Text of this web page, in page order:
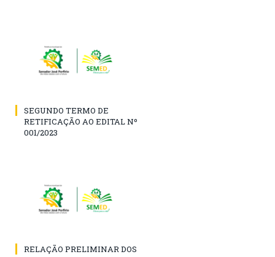
SEGUNDO TERMO DE
RETIFICAÇÃO AO EDITAL Nº
001/2023
RELAÇÃO PRELIMINAR DOS